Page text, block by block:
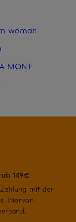
woman
MONT
149€
mit der
Hiervon